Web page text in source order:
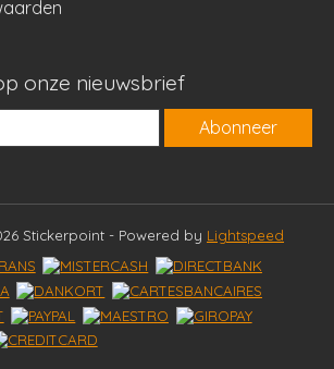
onze nieuwsbrief
Abonneer
Stickerpoint - Powered by Lightspeed